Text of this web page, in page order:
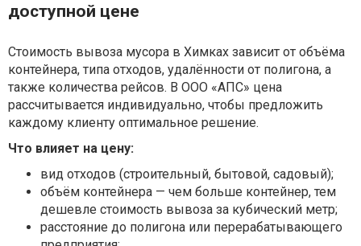
доступной цене
Стоимость вывоза мусора в Химках зависит от объёма
контейнера, типа отходов, удалённости от полигона, а
также количества рейсов. В ООО «АПС» цена
рассчитывается индивидуально, чтобы предложить
каждому клиенту оптимальное решение.
Что влияет на цену:
вид отходов (строительный, бытовой, садовый);
объём контейнера — чем больше контейнер, тем
дешевле стоимость вывоза за кубический метр;
расстояние до полигона или перерабатывающего